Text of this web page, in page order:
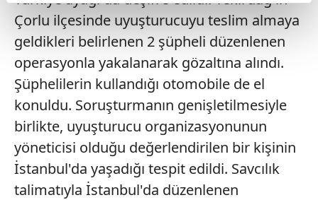
reklamların maliyetlerimizi karşılamak noktasında tek gelir
kalemimiz olduğunu sizlere hatırlatmak isteriz.
Her halükârda, kullanıcılar, bu çerezlere izin vermedikleri
takdirde, kullanıcılara hedefli reklamlar
gösterilmeyecektir."
Sizlere daha iyi bir hizmet sunabilmek için İnternet
Sitemizde kendimize ve üçüncü kişilere ait çerezler
kullanılmaktadır. Bu çerezler vasıtasıyla çeşitli kişisel
verileriniz işlenmekte olup gerekli olan çerezler bilgi
toplumu hizmetlerinin sunulması amacıyla
Çorlu ilçesinde uyuşturucuyu teslim almaya
geldikleri belirlenen 2 şüpheli düzenlenen
operasyonla yakalanarak gözaltına alındı.
Şüphelilerin kullandığı otomobile de el
konuldu. Soruşturmanın genişletilmesiyle
birlikte, uyuşturucu organizasyonunun
yöneticisi olduğu değerlendirilen bir kişinin
İstanbul'da yaşadığı tespit edildi. Savcılık
talimatıyla İstanbul'da düzenlenen